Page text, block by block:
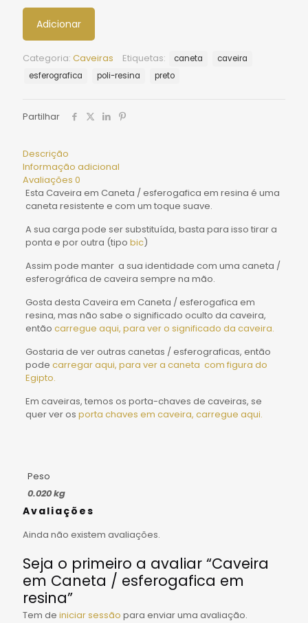
Adicionar
Categoria: Caveiras Etiquetas: caneta
caveira
esferografica
poli-resina preto
Partilhar
Descrição
Informação adicional
Avaliações 0
Esta Caveira em Caneta / esferogafica em resina é uma
caneta resistente e com um toque suave.
A sua carga pode ser substituída, basta para isso tirar a
ponta e por outra (tipo bic)
Assim pode manter a sua identidade com uma caneta /
esferográfica de caveira sempre na mão.
Gosta desta Caveira em Caneta / esferogafica em
resina, mas não sabe o significado oculto da caveira,
então carregue aqui, para ver o significado da caveira.
Gostaria de ver outras canetas / esferograficas, então
pode carregar aqui, para ver a caneta com figura do
Egipto.
Em caveiras, temos os porta-chaves de caveiras, se
quer ver os porta chaves em caveira, carregue aqui.
Peso
0.020 kg
Avaliações
Ainda não existem avaliações.
Seja o primeiro a avaliar “Caveira
em Caneta / esferogafica em
resina”
Tem de iniciar sessão para enviar uma avaliação.